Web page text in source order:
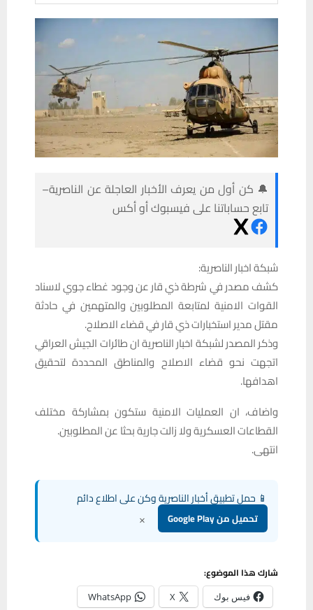
🔔 كن أول من يعرف الأخبار العاجلة عن الناصرية–
تابع حساباتنا على فيسبوك أو أكس
شبكة اخبار الناصرية:
كشف مصدر في شرطة ذي قار عن وجود غطاء جوي لاسناد
القوات الامنية لمتابعة المطلوبين والمتهمين في حادثة
مقتل مدير استخبارات ذي قار في قضاء الاصلاح.
وذكر المصدر لشبكة اخبار الناصرية ان طائرات الجيش العراقي
اتجهت نحو قضاء الاصلاح والمناطق المحددة لتحقيق
اهدافها.
واضاف، ان العمليات الامنية ستكون بمشاركة مختلف
القطاعات العسكرية ولا زالت جارية بحثا عن المطلوبين.
انتهى.
📱 حمل تطبيق أخبار الناصرية وكن على اطلاع دائم
تحميل من Google Play ×
شارك هذا الموضوع:
فيس بوك X
WhatsApp